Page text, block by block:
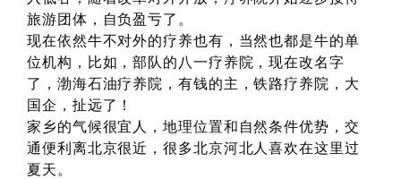
旅游团体，自负盈亏了。
现在依然牛不对外的疗养也有，当然也都是牛的单
位机构，比如，部队的八一疗养院，现在改名字
了，渤海石油疗养院，有钱的主，铁路疗养院，大
国企，扯远了！
家乡的气候很宜人，地理位置和自然条件优势，交
通便利离北京很近，很多北京河北人喜欢在这里过
夏天。